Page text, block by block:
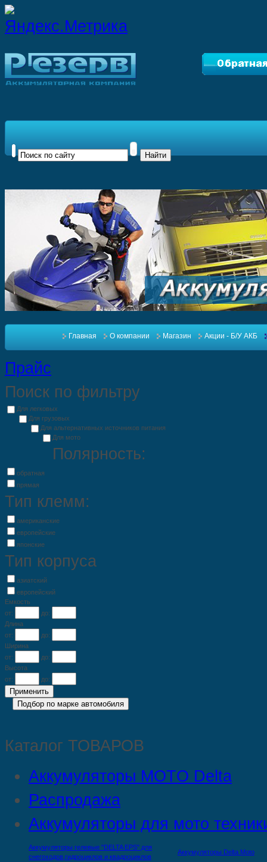
Главная О компании Магазин Акции - Б/У АКБ
Прайс
Поиск по фильтру
Для легковых
Для грузовых
Для альтернативных источников питания
Для мото
Полярность:
обратная
прямая
Тип клемм:
американские
европейские
японские
Тип корпуса
азиатский
европейский
Емкость
от:
до:
Длина
от:
до:
Ширина
от:
до:
Высота
от:
до:
Каталог ТОВАРОВ
Аккумуляторы MOTO Delta
Распродажа
Аккумуляторы для мото
Аккумуляторы гелевые "DELTA EPS" для
снегоходов,гидроциклов и квадроциклов
Аккумуляторы Delta Moto